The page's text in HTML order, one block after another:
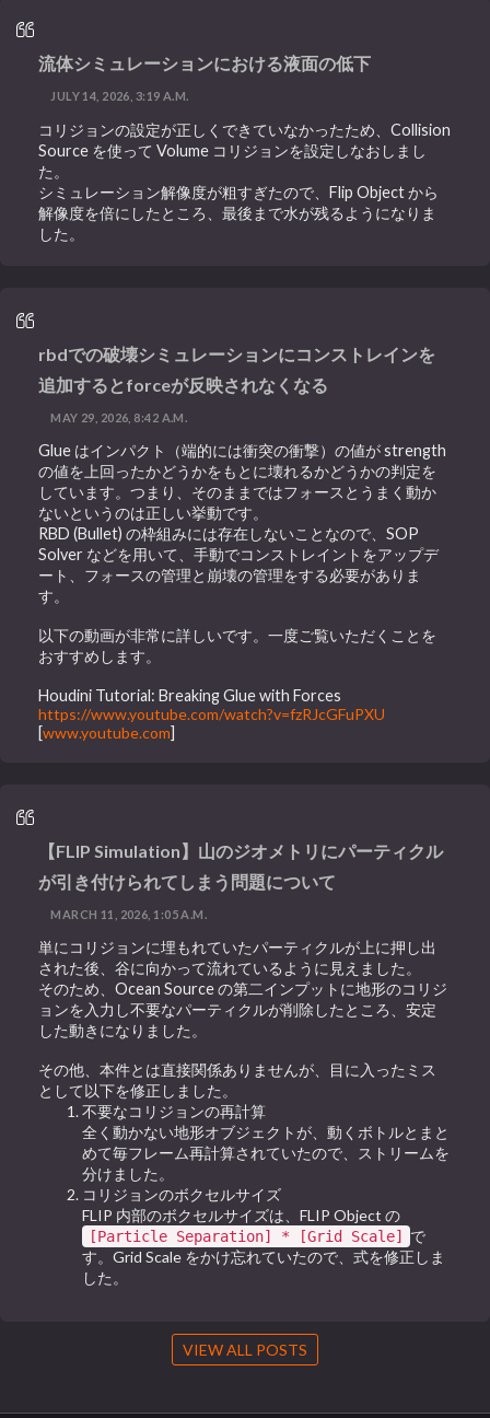
流体シミュレーションにおける液面の低下
JULY 14, 2026, 3:19 A.M.
コリジョンの設定が正しくできていなかったため、Collision
Source を使って Volume コリジョンを設定しなおしまし
た。
シミュレーション解像度が粗すぎたので、Flip Object から
解像度を倍にしたところ、最後まで水が残るようになりま
した。
rbdでの破壊シミュレーションにコンストレインを
追加するとforceが反映されなくなる
MAY 29, 2026, 8:42 A.M.
Glue はインパクト（端的には衝突の衝撃）の値が strength
の値を上回ったかどうかをもとに壊れるかどうかの判定を
しています。つまり、そのままではフォースとうまく動か
ないというのは正しい挙動です。
RBD (Bullet) の枠組みには存在しないことなので、SOP
Solver などを用いて、手動でコンストレイントをアップデ
ート、フォースの管理と崩壊の管理をする必要がありま
す。
以下の動画が非常に詳しいです。一度ご覧いただくことを
おすすめします。
Houdini Tutorial: Breaking Glue with Forces
https://www.youtube.com/watch?v=fzRJcGFuPXU
[www.youtube.com]
【FLIP Simulation】山のジオメトリにパーティクル
が引き付けられてしまう問題について
MARCH 11, 2026, 1:05 A.M.
単にコリジョンに埋もれていたパーティクルが上に押し出
された後、谷に向かって流れているように見えました。
そのため、Ocean Source の第二インプットに地形のコリジ
ョンを入力し不要なパーティクルが削除したところ、安定
した動きになりました。
その他、本件とは直接関係ありませんが、目に入ったミス
として以下を修正しました。
不要なコリジョンの再計算
全く動かない地形オブジェクトが、動くボトルとまと
めて毎フレーム再計算されていたので、ストリームを
分けました。
コリジョンのボクセルサイズ
FLIP 内部のボクセルサイズは、FLIP Object の
[Particle Separation] * [Grid Scale]
で
す。Grid Scale をかけ忘れていたので、式を修正しま
した。
VIEW ALL POSTS